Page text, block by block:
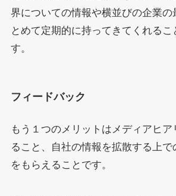
界についての情報や横並びの企業の
とめて定期的に持ってきてくれる
す。
フィードバック
もう１つのメリットはメディアヒ
ること、自社の情報を拡散する上で
をもらえることです。